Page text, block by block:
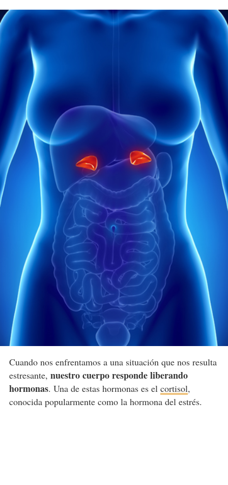
Cuando nos enfrentamos a una situación que nos resulta
estresante, nuestro cuerpo responde liberando
hormonas. Una de estas hormonas es el cortisol,
conocida popularmente como la hormona del estrés.